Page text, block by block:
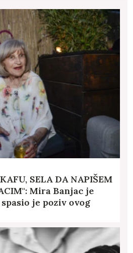
SELA DA NAPIŠEM
Mira Banjac je
je poziv ovog